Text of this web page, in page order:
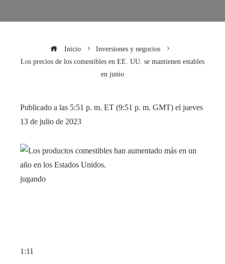
Inicio
Inversiones y negocios
Los precios de los comestibles en EE. UU. se mantienen estables
en junio
Publicado a las 5:51 p. m. ET (9:51 p. m. GMT) el jueves
13 de julio de 2023
jugando
1:11